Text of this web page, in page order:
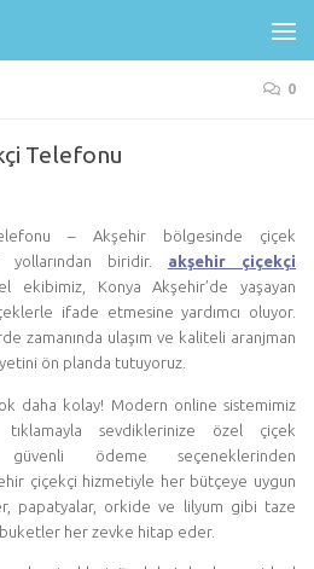
0
Telefonu
– Akşehir bölgesinde çiçek
yollarından biridir. akşehir çiçekçi
ekibimiz, Konya Akşehir’de yaşayan
ifade etmesine yardımcı oluyor.
zamanında ulaşım ve kaliteli aranjman
ön planda tutuyoruz.
daha kolay! Modern online sistemimiz
tıklamayla sevdiklerinize özel çiçek
güvenli ödeme seçeneklerinden
çiçekçi hizmetiyle her bütçeye uygun
papatyalar, orkide ve lilyum gibi taze
buketler her zevke hitap eder.